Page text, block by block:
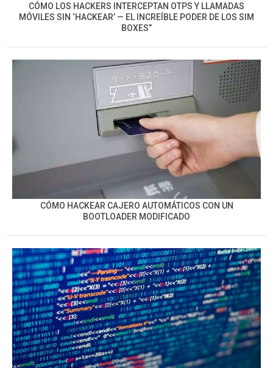
CÓMO LOS HACKERS INTERCEPTAN OTPS Y LLAMADAS
MÓVILES SIN ‘HACKEAR’ — EL INCREÍBLE PODER DE LOS SIM
BOXES”
CÓMO HACKEAR CAJERO AUTOMÁTICOS CON UN
BOOTLOADER MODIFICADO